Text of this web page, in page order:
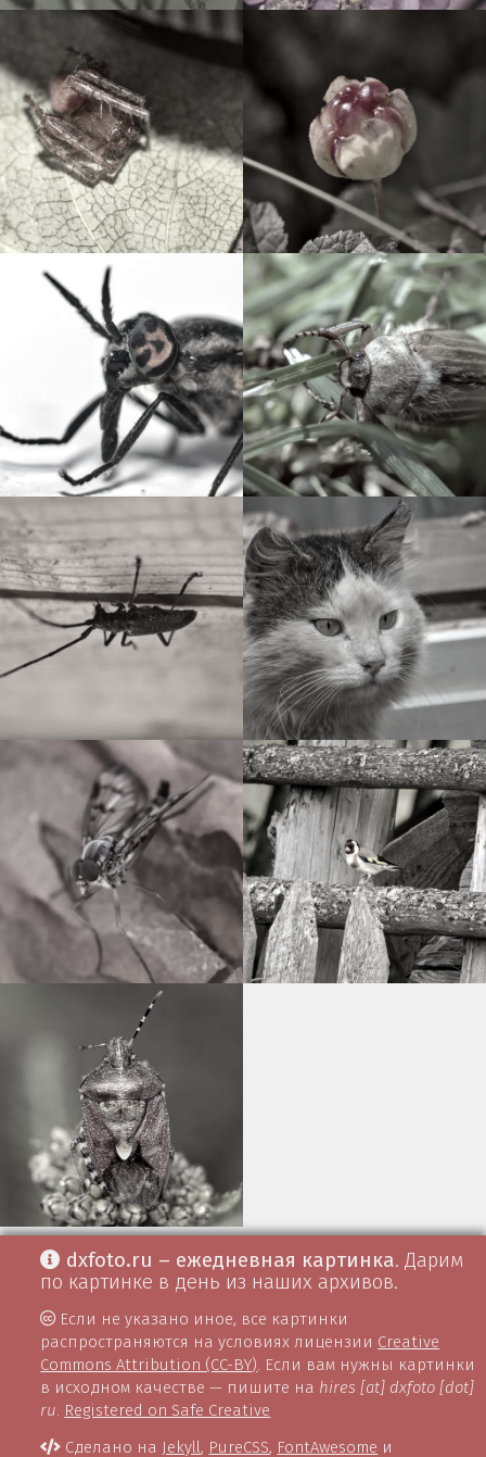
dxfoto.ru – ежедневная картинка. Дарим
по картинке в день из наших архивов.
Если не указано иное, все картинки
распространяются на условиях лицензии Creative
Commons Attribution (CC-BY). Если вам нужны картинки
в исходном качестве — пишите на hires [at] dxfoto [dot]
ru. Registered on Safe Creative
Сделано на Jekyll, PureCSS, FontAwesome и